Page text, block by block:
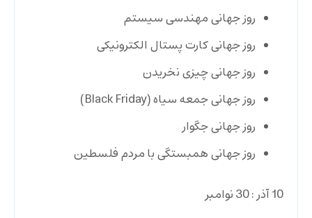
روز جهانی مهندسی سیستم
روز جهانی کارت‌ پستال الکترونیکی
روز جهانی چیزی نخریدن
روز جهانی جمعه سیاه (Black Friday)
روز جهانی جگوار
روز جهانی همبستگی با مردم فلسطین
10 آذر : 30 نوامبر